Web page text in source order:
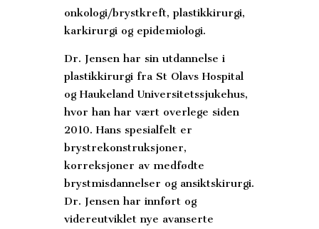
onkologi/brystkreft, plastikkirurgi,
karkirurgi og epidemiologi.
Dr. Jensen har sin utdannelse i
plastikkirurgi fra St Olavs Hospital
og Haukeland Universitetssjukehus,
hvor han har vært overlege siden
2010. Hans spesialfelt er
brystrekonstruksjoner,
korreksjoner av medfødte
brystmisdannelser og ansiktskirurgi.
Dr. Jensen har innført og
videreutviklet nye avanserte